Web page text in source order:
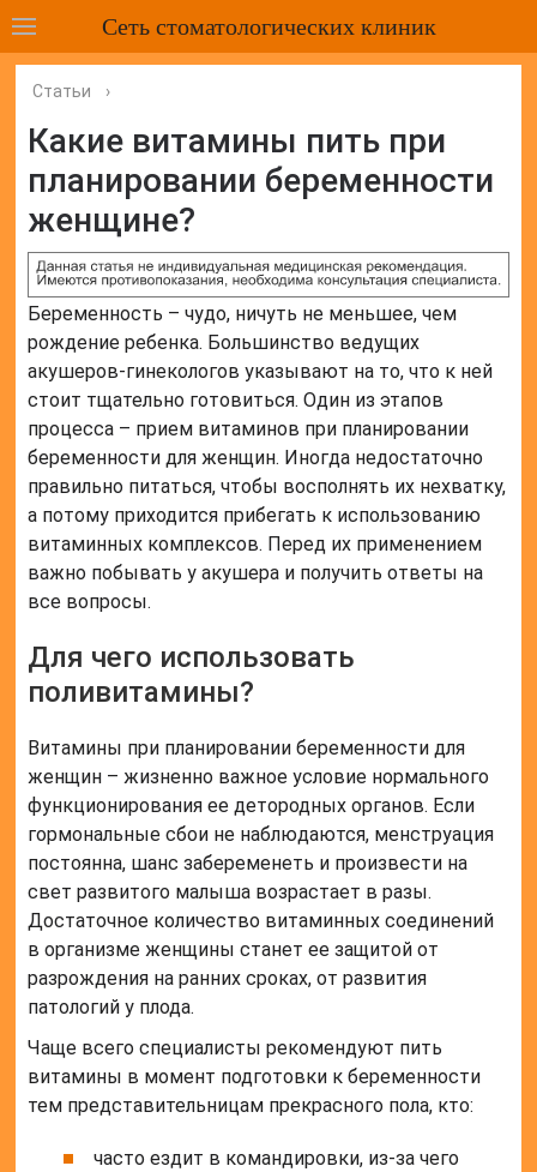
Сеть стоматологических клиник
Статьи ›
Какие витамины пить при
планировании беременности
женщине?
Беременность – чудо, ничуть не меньшее, чем
рождение ребенка. Большинство ведущих
акушеров-гинекологов указывают на то, что к ней
стоит тщательно готовиться. Один из этапов
процесса – прием витаминов при планировании
беременности для женщин. Иногда недостаточно
правильно питаться, чтобы восполнять их нехватку,
а потому приходится прибегать к использованию
витаминных комплексов. Перед их применением
важно побывать у акушера и получить ответы на
все вопросы.
Для чего использовать
поливитамины?
Витамины при планировании беременности для
женщин – жизненно важное условие нормального
функционирования ее детородных органов. Если
гормональные сбои не наблюдаются, менструация
постоянна, шанс забеременеть и произвести на
свет развитого малыша возрастает в разы.
Достаточное количество витаминных соединений
в организме женщины станет ее защитой от
разрождения на ранних сроках, от развития
патологий у плода.
Чаще всего специалисты рекомендуют пить
витамины в момент подготовки к беременности
тем представительницам прекрасного пола, кто:
часто ездит в командировки, из-за чего